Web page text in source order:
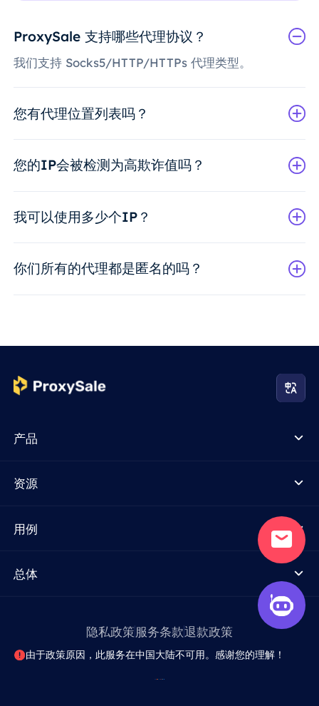
ProxySale 支持哪些代理协议？
我们支持 Socks5/HTTP/HTTPs 代理类型。
您有代理位置列表吗？
您的IP会被检测为高欺诈值吗？
我可以使用多少个IP？
你们所有的代理都是匿名的吗？
产品
资源
用例
总体
隐私政策服务条款退款政策
由于政策原因，此服务在中国大陆不可用。感谢您的理解！